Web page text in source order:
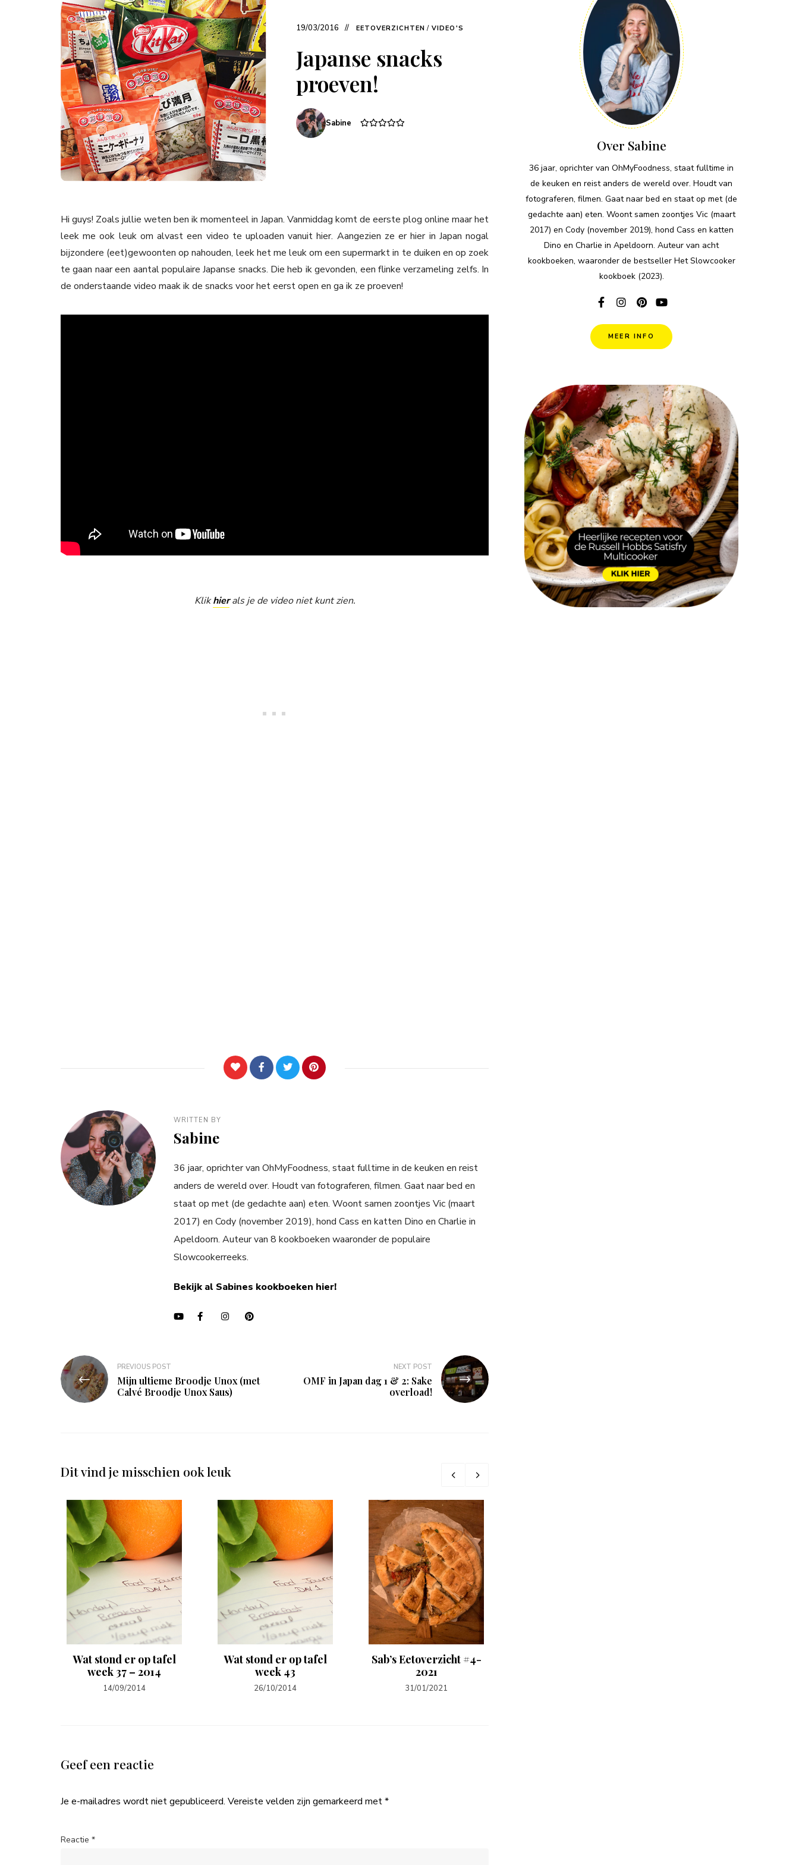
19/03/2016 EETOVERZICHTEN / VIDEO'S
Japanse snacks
proeven!
Sabine
Hi guys! Zoals jullie weten ben ik momenteel in Japan. Vanmiddag komt de eerste plog online maar het
leek me ook leuk om alvast een video te uploaden vanuit hier. Aangezien ze er hier in Japan nogal
bijzondere (eet)gewoonten op nahouden, leek het me leuk om een supermarkt in te duiken en op zoek
te gaan naar een aantal populaire Japanse snacks. Die heb ik gevonden, een flinke verzameling zelfs. In
de onderstaande video maak ik de snacks voor het eerst open en ga ik ze proeven!
Klikhierals je de video niet kunt zien.
WRITTEN BY
Sabine
36 jaar, oprichter van OhMyFoodness, staat fulltime in de keuken en reist
anders de wereld over. Houdt van fotograferen, filmen. Gaat naar bed en
staat op met (de gedachte aan) eten. Woont samen zoontjes Vic (maart
2017) en Cody (november 2019), hond Cass en katten Dino en Charlie in
Apeldoorn. Auteur van 8 kookboeken waaronder de populaire
Slowcookerreeks.
Bekijk al Sabines kookboeken hier!
Bericht
navigatie
PREVIOUS POST
Mijn ultieme Broodje Unox (met
Calvé Broodje Unox Saus)
NEXT POST
OMF in Japan dag 1 & 2: Sake
overload!
Dit vind je misschien ook leuk
Wat stond er op tafel
week 37 – 2014
14/09/2014
Wat stond er op tafel
week 43
26/10/2014
Sab’s Eetoverzicht #4-
2021
31/01/2021
Geef een reactie
Je e-mailadres wordt niet gepubliceerd. Vereiste velden zijn gemarkeerd met*
Reactie *
Over Sabine
36 jaar, oprichter van OhMyFoodness, staat fulltime in
de keuken en reist anders de wereld over. Houdt van
fotograferen, filmen. Gaat naar bed en staat op met (de
gedachte aan) eten. Woont samen zoontjes Vic (maart
2017) en Cody (november 2019), hond Cass en katten
Dino en Charlie in Apeldoorn. Auteur van acht
kookboeken, waaronder de bestseller Het Slowcooker
kookboek (2023).
MEER INFO